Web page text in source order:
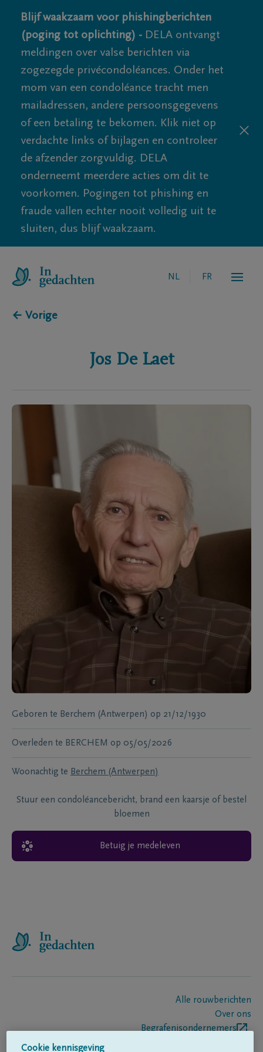
Blijf waakzaam voor phishingberichten
(poging tot oplichting) - DELA ontvangt
meldingen over valse berichten via
zogezegde privécondoléances. Onder het
mom van een condoléance tracht men
mailadressen, andere persoonsgegevens
of een betaling te bekomen. Klik niet op
verdachte links of bijlagen en controleer
de afzender zorgvuldig. DELA
onderneemt meerdere acties om dit te
voorkomen. Pogingen tot phishing en
fraude vallen echter nooit volledig uit te
sluiten, dus blijf waakzaam.
NL FR
← Vorige
Jos De Laet
Geboren te Berchem (Antwerpen) op 21/12/1930
Overleden te BERCHEM op 05/05/2026
Woonachtig te Berchem (Antwerpen)
Stuur een condoléancebericht, brand een kaarsje of bestel
bloemen
Betuig je medeleven
Alle rouwberichten
Over ons
Begrafenisondernemers
Cookie kennisgeving